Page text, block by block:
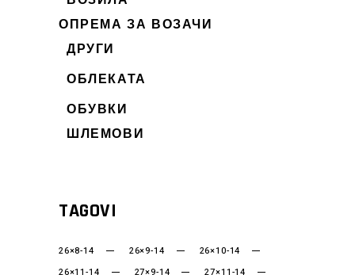
ОПРЕМА ЗА ВОЗАЧИ
ДРУГИ
ОБЛЕКАТА
ОБУВКИ
ШЛЕМОВИ
TAGOVI
26×8-14 26×9-14
26×10-14